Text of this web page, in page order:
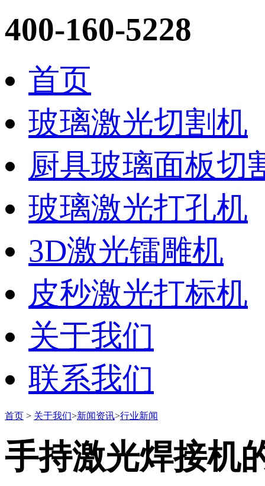
400-160-5228
首页
玻璃激光切割机
厨具玻璃面板切
玻璃激光打孔机
3D激光镭雕机
皮秒激光打标机
关于我们
联系我们
首页 > 关于我们>新闻资讯>行业新闻
手持激光焊接机